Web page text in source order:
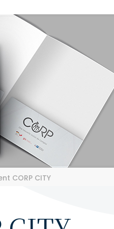
CORP CITY